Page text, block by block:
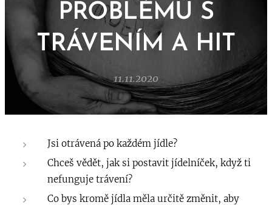
PROBLÉMŮ S
TRÁVENÍM A HIT
11.11.2020
Jsi otrávená po každém jídle?
Chceš vědět, jak si postavit jídelníček, když ti
nefunguje trávení?
Co bys kromě jídla měla určitě změnit, aby